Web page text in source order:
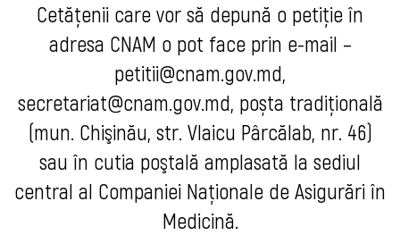
Cetățenii care vor să depună o petiție în
adresa CNAM o pot face prin e-mail –
petitii@cnam.gov.md,
secretariat@cnam.gov.md, poșta tradiţională
(mun. Chişinău, str. Vlaicu Pârcălab, nr. 46)
sau în cutia poştală amplasată la sediul
central al Companiei Naționale de Asigurări în
Medicină.